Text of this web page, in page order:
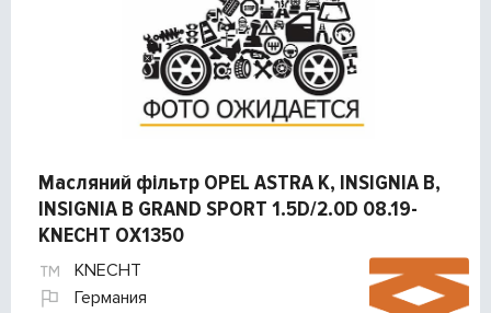
Масляний фільтр OPEL ASTRA K, INSIGNIA B,
INSIGNIA B GRAND SPORT 1.5D/2.0D 08.19-
KNECHT OX1350
KNECHT
Германия